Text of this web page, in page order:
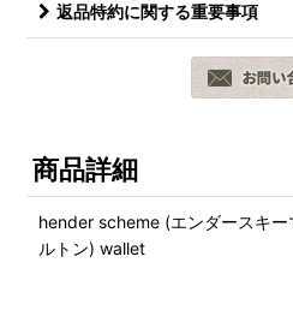
返品特約に関する重要事項
商品詳細
hender scheme (エンダースキ
ルトン) wallet